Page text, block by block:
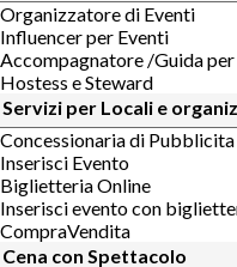
Organizzatore di Eventi
Influencer per Eventi
Accompagnatore /Guida
Hostess e Steward
Servizi per Locali e
Concessionaria di Pubblicita
Inserisci Evento
Biglietteria Online
Inserisci evento con
CompraVendita
Cena con Spettacolo